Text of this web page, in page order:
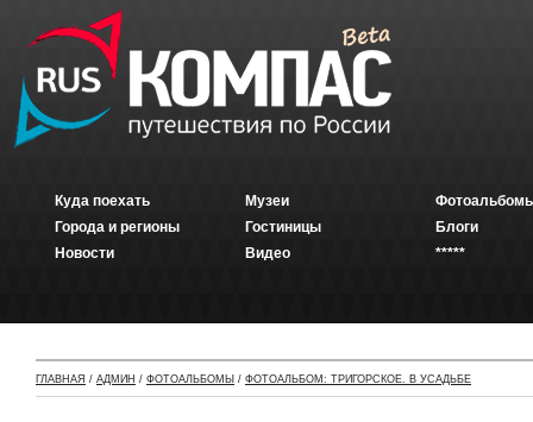
Куда поехать
Города и регионы
Новости
Музеи
Гостиницы
Видео
Блоги
*****
ГЛАВНАЯ / АДМИН / ФОТОАЛЬБОМЫ / ФОТОАЛЬБОМ: ТРИГОРСКОЕ. В УСАДЬБЕ